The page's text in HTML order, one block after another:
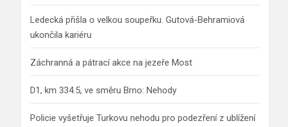
Ledecká přišla o velkou soupeřku. Gutová-Behramiová
ukončila kariéru
Záchranná a pátrací akce na jezeře Most
D1, km 334.5, ve směru Brno: Nehody
Policie vyšetřuje Turkovu nehodu pro podezření z ublížení